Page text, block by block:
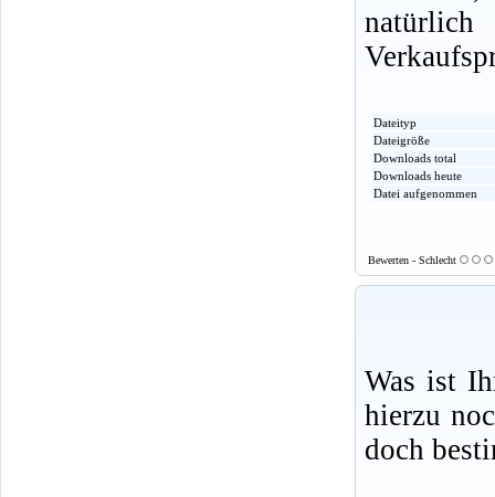
Dateityp
Dateigröße
Downloads total
Downloads heute
Datei aufgenommen
Bewerten - Schlecht
Was ist
hierzu
doch